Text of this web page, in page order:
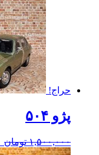
حراج!
پژو ۵۰۴
۱,۵۰۰,۰۰۰ تومان